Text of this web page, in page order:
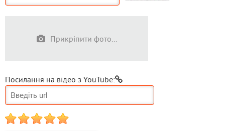
Прикріпити фото...
Посилання на відео з YouTube:
1 2 3 4 5